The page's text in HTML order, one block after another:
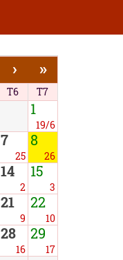
› »
T6 T7
1
19/6
7
25
8
26
14
2
15
3
21
9
22
10
28
16
29
17